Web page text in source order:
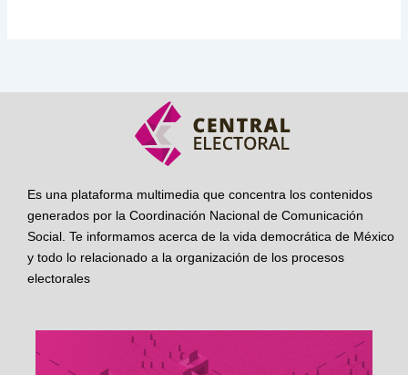
Es una plataforma multimedia que concentra los contenidos
generados por la Coordinación Nacional de Comunicación
Social. Te informamos acerca de la vida democrática de México
y todo lo relacionado a la organización de los procesos
electorales